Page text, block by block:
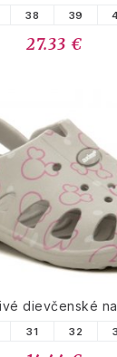
38 39
27.33 €
dievčenské
31 32